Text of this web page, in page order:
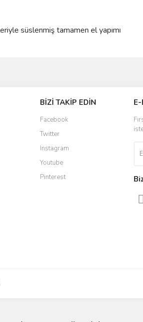
süslenmiş tamamen el yapımı
BİZİ TAKİP EDİN
Facebook
Twitter
Instagram
Youtube
Pinterest